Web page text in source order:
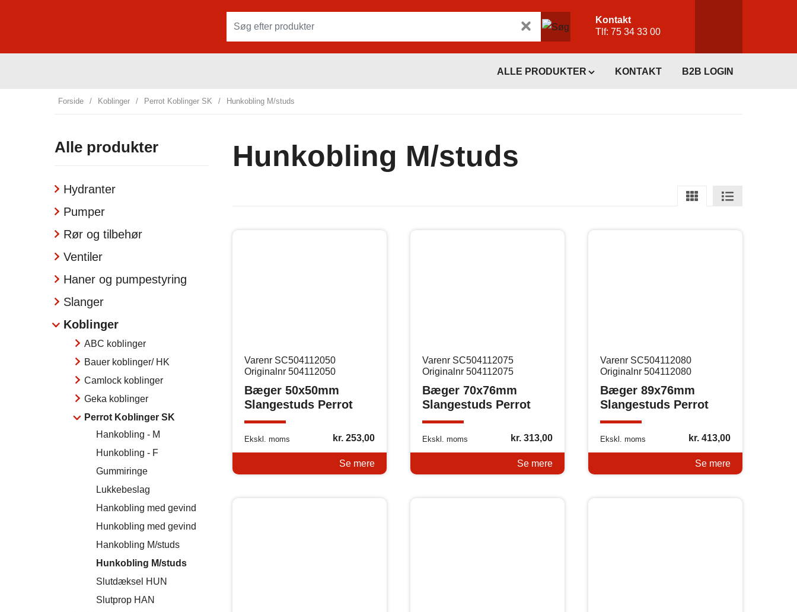
Kontakt
Tlf: 75 34 33 00
ALLE PRODUKTER KONTAKT B2B LOGIN
Forside / Koblinger / Perrot Koblinger SK / Hunkobling M/studs
Hunkobling M/studs
Varenr SC504112050
Originalnr 504112050
Bæger 50x50mm
Slangestuds Perrot
Ekskl. moms kr.253,00
Se mere
Varenr SC504112075
Originalnr 504112075
Bæger 70x76mm
Slangestuds Perrot
Ekskl. moms kr.313,00
Se mere
Varenr SC504112080
Originalnr 504112080
Bæger 89x76mm
Slangestuds Perrot
Ekskl. moms kr.413,00
Se mere
Alle produkter
Hydranter
Pumper
Rør og tilbehør
Ventiler
Haner og pumpestyring
Slanger
Koblinger
ABC koblinger
Bauer koblinger/ HK
Camlock koblinger
Geka koblinger
Perrot Koblinger SK
Hankobling - M
Hunkobling - F
Gummiringe
Lukkebeslag
Hankobling med gevind
Hunkobling med gevind
Hankobling M/studs
Hunkobling M/studs
Slutdæksel HUN
Slutprop HAN